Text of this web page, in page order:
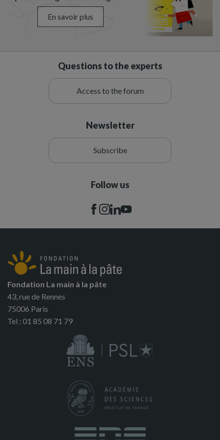
En savoir plus
Questions to the experts
Access to the forum
Newsletter
Subscribe
Follow us
Fondation La main à la pâte
43, rue de Rennes
75006 Paris
Tel : 01 85 08 71 79